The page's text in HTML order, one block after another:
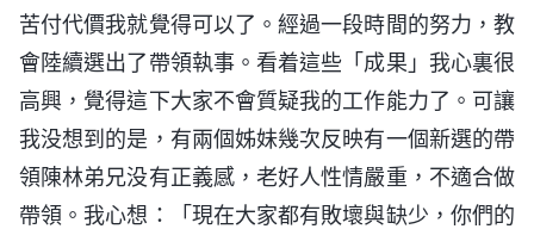
苦付代價我就覺得可以了。經過一段時間的努力，教
會陸續選出了帶領執事。看着這些「成果」我心裏很
高興，覺得這下大家不會質疑我的工作能力了。可讓
我没想到的是，有兩個姊妹幾次反映有一個新選的帶
領陳林弟兄没有正義感，老好人性情嚴重，不適合做
帶領。我心想：「現在大家都有敗壞與缺少，你們的